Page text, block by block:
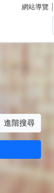
網站導覽
進階搜尋